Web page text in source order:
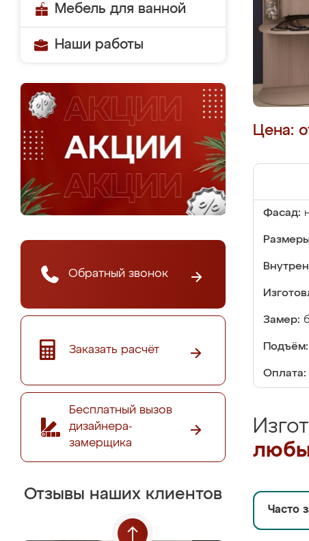
Мебель для ванной
Наши работы
Обратный звонок
Заказать расчёт
Бесплатный вызов
дизайнера-
замерщика
Отзывы наших клиентов
Цена:
Фасад:
Замер:
Подъём:
Оплата:
Часто